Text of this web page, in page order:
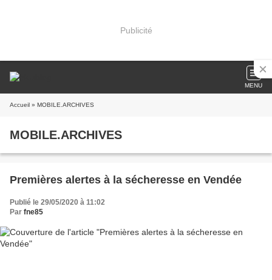
Publicité
MENU
Accueil » MOBILE.ARCHIVES
MOBILE.ARCHIVES
Premières alertes à la sécheresse en Vendée
Publié le 29/05/2020 à 11:02
Par fne85